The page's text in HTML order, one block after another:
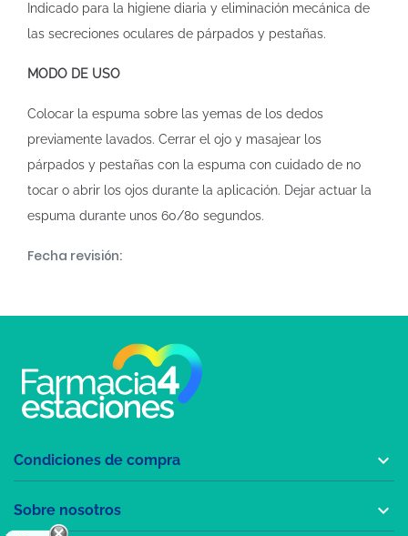
Indicado para la higiene diaria y eliminación mecánica de
las secreciones oculares de párpados y pestañas.
MODO DE USO
Colocar la espuma sobre las yemas de los dedos
previamente lavados. Cerrar el ojo y masajear los
párpados y pestañas con la espuma con cuidado de no
tocar o abrir los ojos durante la aplicación. Dejar actuar la
espuma durante unos 60/80 segundos.
Fecha revisión:
Condiciones de compra 
Sobre nosotros 